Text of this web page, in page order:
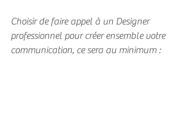
Choisir de faire appel à un Designer
professionnel pour créer ensemble votre
communication, ce sera au minimum :